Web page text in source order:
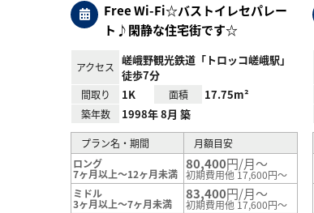
Free Wi-Fi☆バストイレセパレー
ト♪閑静な住宅街です☆
アクセス
嵯峨野観光鉄道「トロッコ嵯峨駅」
徒歩7分
間取り 1K 面積 17.75m²
築年数 1998年 8月 築
プラン名・期間
月額目安
ロング
7ヶ月以上～12ヶ月未満
80,400円/月～
初期費用他 17,600円～
ミドル
3ヶ月以上～7ヶ月未満
83,400円/月～
初期費用他 17,600円～